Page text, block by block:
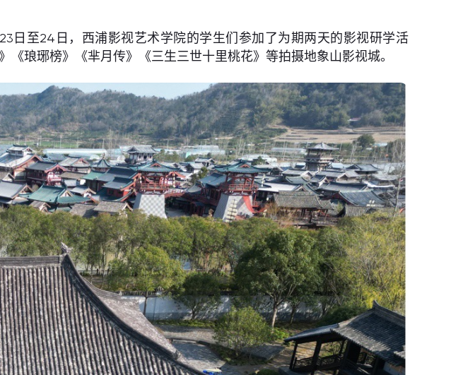
日至24日，西浦影视艺术学院的学生们参加了为期两天的影视研学活
琅琊榜》《芈月传》《三生三世十里桃花》等拍摄地象山影视城。